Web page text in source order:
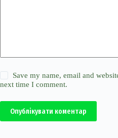
Save my name, email and
next time I comment.
Опублікувати коментар